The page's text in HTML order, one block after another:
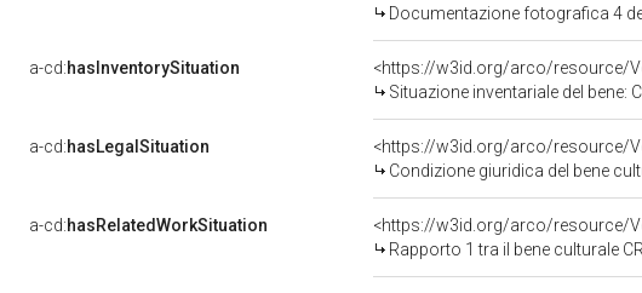
Documentazione fotografica 4
a-cd:hasInventorySituation
<https://w3id.org/arco/resource/
Situazione inventariale del bene:
a-cd:hasLegalSituation
<https://w3id.org/arco/resource/
Condizione giuridica del bene
a-cd:hasRelatedWorkSituation
<https://w3id.org/arco/resource/
Rapporto 1 tra il bene culturale